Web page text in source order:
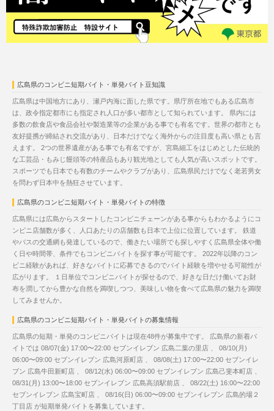
広島県のコンビニ短期バイト・単発バイト豆知識
広島県は中国地方にあり、瀬戸内海に面した県です。県庁所在地でもある広島市
は、政令指定都市にも指定され人口が多い都市として知られています。 県内には
多数の飲食店や食品会社や製造業等の企業がある事でも有名です。世界の都市とも
友好提携が締結され交流があり、日本だけでなく海外からの注目度も高い県とも言
えます。 2つの世界遺産がある事でも有名ですが、宮島細工をはじめとした伝統的
な工芸品・もみじ饅頭等の特産品もあり観光地としても人気が高いスポットです。
スポーツでも日本でも有数のチームやクラブがあり、広島県民だけでなく老若男女
を問わず日本中を熱狂させています。
広島県のコンビニ短期バイト・単発バイトの特徴
広島県には広島からスタートしたコンビニチェーンがある事からもわかるようにコ
ンビニ店舗数が多く、人口あたりの店舗数も日本で上位に位置しています。 鉄道
やバスの交通網も発達しているので、働きたい場所でも探しやすく広島県全体や働
く日や時間帯、条件でもコンビニバイトを探す事が可能です。 2022年以降のコン
ビニ経験があれば、好きなバイトに応募できるのでバイト経験を増やせる可能性が
広がります。 １日単位でコンビニバイトが探せるので、好きな日だけ働いてお財
布を潤してから豊かな自然を満喫しつつ、美味しい物を食べて広島県の魅力を満喫
してみませんか。
広島県のコンビニ短期バイト・単発バイトの募集情報
広島県の短期・単発のコンビニバイトは現在48件が募集中です。 広島県の新着バ
イトでは 08/07(金) 17:00〜22:00 セブンイレブン 広島二葉の里店 、 08/10(月)
06:00〜09:00 セブンイレブン 広島河原町店 、 08/08(土) 17:00〜22:00 セブンイレ
ブン 広島牛田新町店 、 08/12(水) 06:00〜09:00 セブンイレブン 広島己斐本町店 、
08/31(月) 13:00〜18:00 セブンイレブン 広島高須駅前店 、 08/22(土) 16:00〜22:00
セブンイレブン 広島宝町店 、 08/16(日) 06:00〜09:00 セブンイレブン 広島的場２
丁目店 が短期単発バイトを募集しています。